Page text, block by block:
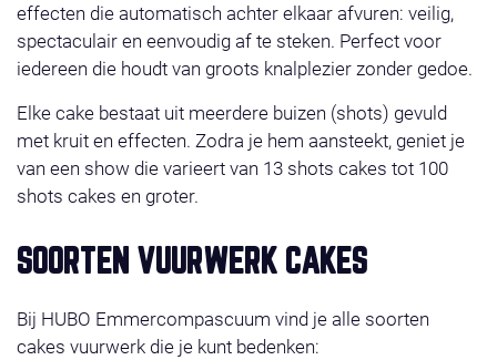
effecten die automatisch achter elkaar afvuren: veilig,
spectaculair en eenvoudig af te steken. Perfect voor
iedereen die houdt van groots knalplezier zonder gedoe.
Elke cake bestaat uit meerdere buizen (shots) gevuld
met kruit en effecten. Zodra je hem aansteekt, geniet je
van een show die varieert van 13 shots cakes tot 100
shots cakes en groter.
SOORTEN VUURWERK CAKES
Bij HUBO Emmercompascuum vind je alle soorten
cakes vuurwerk die je kunt bedenken: